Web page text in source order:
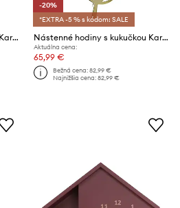
Nástenné hodiny s kukučkou Karlsson Tweet 42 cm
-20%
*EXTRA -5 % s kódom: SALE
Nástenné hodiny s kukučkou Karlsson Tweet 42 cm
Aktuálna cena:
65,99 €
Bežná cena:82,99 €
Najnižšia cena:82,99 €